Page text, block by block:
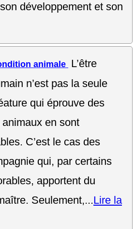
développement et son
animale L’être
n’est pas la seule
qui éprouve des
en sont
C’est le cas des
qui, par certains
apportent du
Seulement,...Lire la